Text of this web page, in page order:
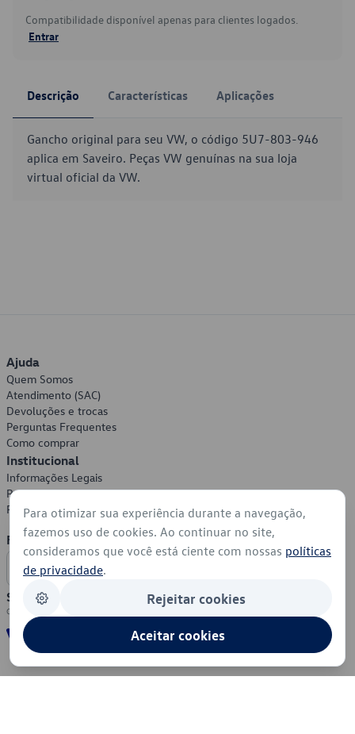
Compatibilidade disponível apenas para clientes logados.
Entrar
Descrição Características Aplicações
Gancho original para seu VW, o código 5U7-803-946
aplica em Saveiro. Peças VW genuínas na sua loja
virtual oficial da VW.
Ajuda
Quem Somos
Atendimento (SAC)
Devoluções e trocas
Perguntas Frequentes
Como comprar
Institucional
Informações Legais
Política de Privacidade
Política de Cookies
Formas de Pagamento
Segurança
Para otimizar sua experiência durante a navegação,
fazemos uso de cookies. Ao continuar no site,
consideramos que você está ciente com nossas políticas
de privacidade.
Rejeitar cookies
Aceitar cookies